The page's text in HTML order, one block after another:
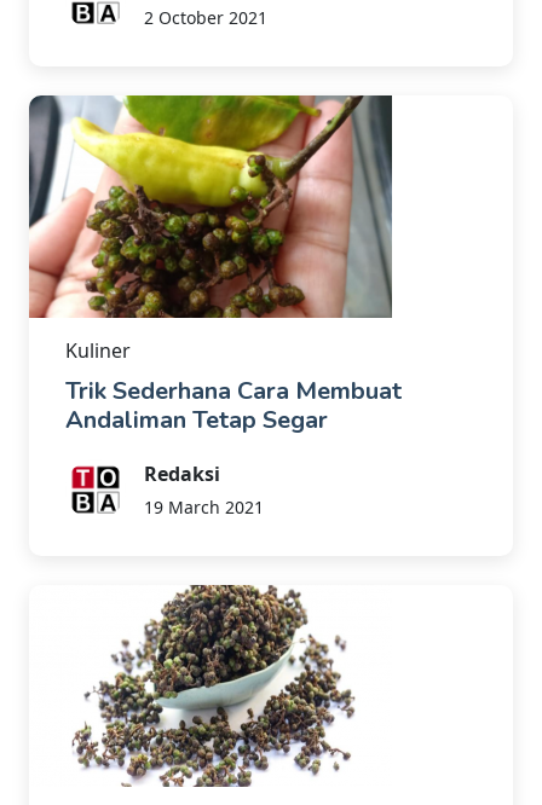
2 October 2021
Kuliner
Trik Sederhana Cara Membuat
Andaliman Tetap Segar
Redaksi
19 March 2021